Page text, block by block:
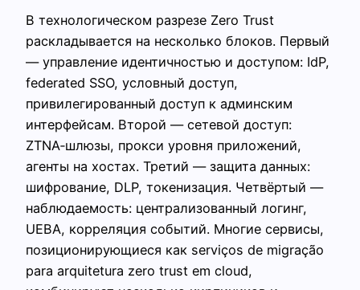
В технологическом разрезе Zero Trust
раскладывается на несколько блоков. Первый
— управление идентичностью и доступом: IdP,
federated SSO, условный доступ,
привилегированный доступ к админским
интерфейсам. Второй — сетевой доступ:
ZTNA‑шлюзы, прокси уровня приложений,
агенты на хостах. Третий — защита данных:
шифрование, DLP, токенизация. Четвёртый —
наблюдаемость: централизованный логинг,
UEBA, корреляция событий. Многие сервисы,
позиционирующиеся как serviços de migração
para arquitetura zero trust em cloud,